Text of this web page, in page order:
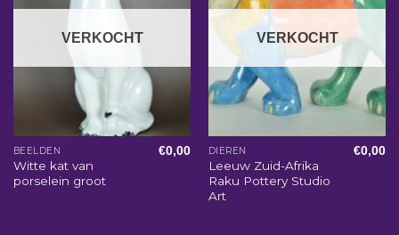
VERKOCHT
BEELDEN
Witte kat van
porselein groot
€0,00
VERKOCHT
DIEREN
Leeuw Zuid-Afrika
Raku Pottery Studio
Art
€0,00